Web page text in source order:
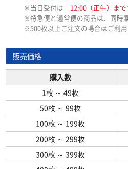
※当日受付は 12:00（正午）まで
※特急便と通常便の商品は、同時
※500枚以上ご注文の場合はご利用
販売価格
購入数
1枚 ～ 49枚
50枚 ～ 99枚
100枚 ～ 199枚
200枚 ～ 299枚
300枚 ～ 399枚